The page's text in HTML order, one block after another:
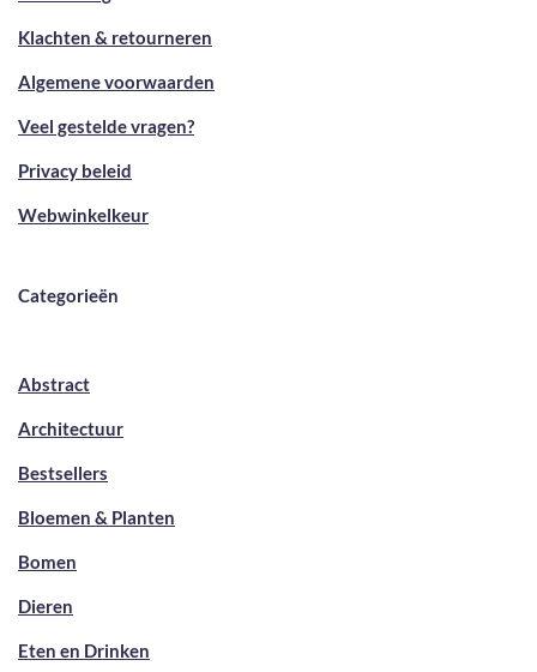
Klachten & retourneren
Algemene voorwaarden
Veel gestelde vragen?
Privacy beleid
Webwinkelkeur
Categorieën
Abstract
Architectuur
Bestsellers
Bloemen & Planten
Bomen
Dieren
Eten en Drinken